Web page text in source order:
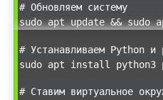
# Обновляем систему
sudo apt update && sudo
# Устанавливаем Python и
sudo apt install python3
# Ставим виртуальное